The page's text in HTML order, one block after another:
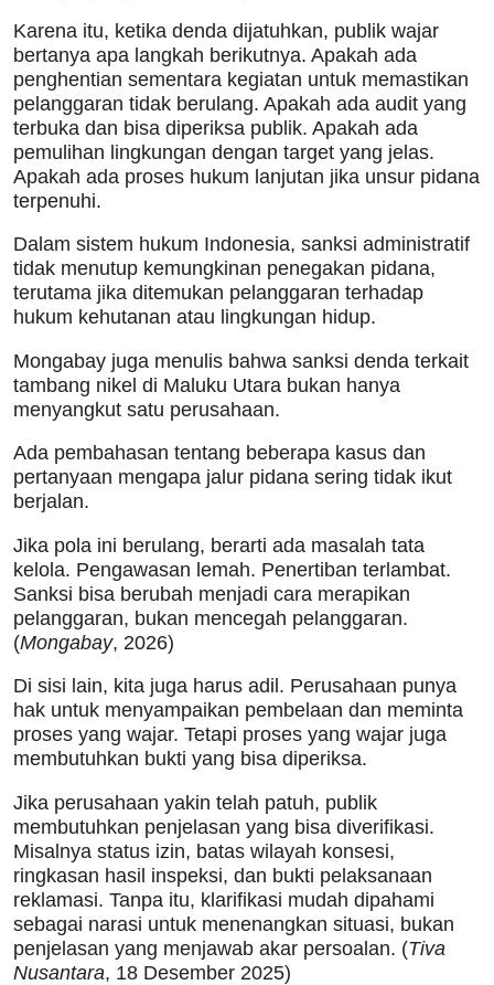
Karena itu, ketika denda dijatuhkan, publik wajar
bertanya apa langkah berikutnya. Apakah ada
penghentian sementara kegiatan untuk memastikan
pelanggaran tidak berulang. Apakah ada audit yang
terbuka dan bisa diperiksa publik. Apakah ada
pemulihan lingkungan dengan target yang jelas.
Apakah ada proses hukum lanjutan jika unsur pidana
terpenuhi.
Dalam sistem hukum Indonesia, sanksi administratif
tidak menutup kemungkinan penegakan pidana,
terutama jika ditemukan pelanggaran terhadap
hukum kehutanan atau lingkungan hidup.
Mongabay juga menulis bahwa sanksi denda terkait
tambang nikel di Maluku Utara bukan hanya
menyangkut satu perusahaan.
Ada pembahasan tentang beberapa kasus dan
pertanyaan mengapa jalur pidana sering tidak ikut
berjalan.
Jika pola ini berulang, berarti ada masalah tata
kelola. Pengawasan lemah. Penertiban terlambat.
Sanksi bisa berubah menjadi cara merapikan
pelanggaran, bukan mencegah pelanggaran.
(Mongabay, 2026)
Di sisi lain, kita juga harus adil. Perusahaan punya
hak untuk menyampaikan pembelaan dan meminta
proses yang wajar. Tetapi proses yang wajar juga
membutuhkan bukti yang bisa diperiksa.
Jika perusahaan yakin telah patuh, publik
membutuhkan penjelasan yang bisa diverifikasi.
Misalnya status izin, batas wilayah konsesi,
ringkasan hasil inspeksi, dan bukti pelaksanaan
reklamasi. Tanpa itu, klarifikasi mudah dipahami
sebagai narasi untuk menenangkan situasi, bukan
penjelasan yang menjawab akar persoalan. (Tiva
Nusantara, 18 Desember 2025)